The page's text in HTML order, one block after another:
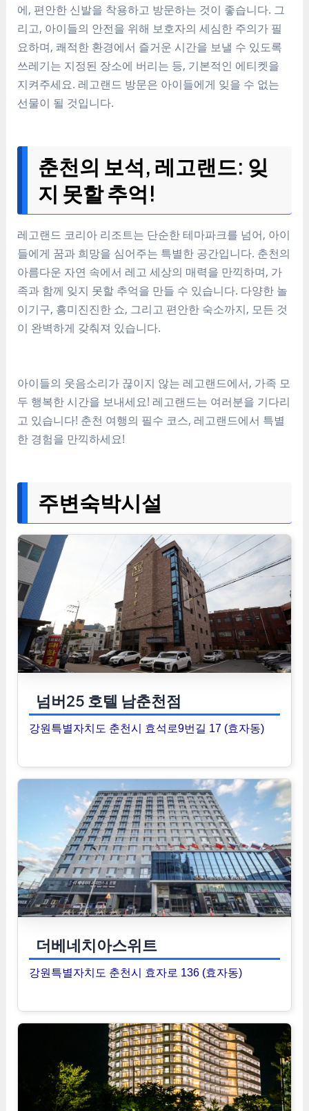
에, 편안한 신발을 착용하고 방문하는 것이 좋습니다. 그
리고, 아이들의 안전을 위해 보호자의 세심한 주의가 필
요하며, 쾌적한 환경에서 즐거운 시간을 보낼 수 있도록
쓰레기는 지정된 장소에 버리는 등, 기본적인 에티켓을
지켜주세요. 레고랜드 방문은 아이들에게 잊을 수 없는
선물이 될 것입니다.
춘천의 보석, 레고랜드: 잊
지 못할 추억!
레고랜드 코리아 리조트는 단순한 테마파크를 넘어, 아이
들에게 꿈과 희망을 심어주는 특별한 공간입니다. 춘천의
아름다운 자연 속에서 레고 세상의 매력을 만끽하며, 가
족과 함께 잊지 못할 추억을 만들 수 있습니다. 다양한 놀
이기구, 흥미진진한 쇼, 그리고 편안한 숙소까지, 모든 것
이 완벽하게 갖춰져 있습니다.
아이들의 웃음소리가 끊이지 않는 레고랜드에서, 가족 모
두 행복한 시간을 보내세요! 레고랜드는 여러분을 기다리
고 있습니다! 춘천 여행의 필수 코스, 레고랜드에서 특별
한 경험을 만끽하세요!
주변숙박시설
넘버25 호텔 남춘천점
강원특별자치도 춘천시 효석로9번길 17 (효자동)
더베네치아스위트
강원특별자치도 춘천시 효자로 136 (효자동)